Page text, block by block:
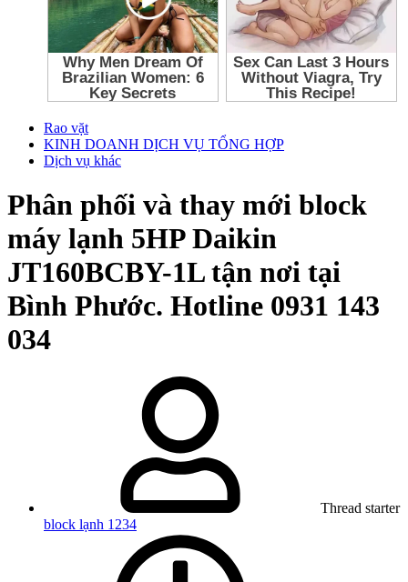
Rao vặt
KINH DOANH DỊCH VỤ TỔNG HỢP
Dịch vụ khác
Phân phối và thay mới block
máy lạnh 5HP Daikin
JT160BCBY-1L tận nơi tại
Bình Phước. Hotline 0931 143
034
Thread starter
block lạnh 1234